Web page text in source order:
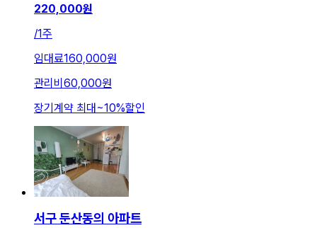
220,000원
/1주
임대료160,000원
관리비 60,000원
장기계약 최대~10%할인
서구 둔산동의 아파트